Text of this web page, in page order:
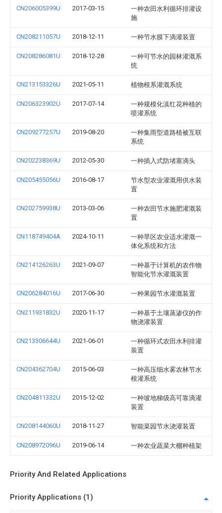
CN206005399U 2017-03-15
一种农田水利循环排灌设
施
CN208211057U 2018-12-11 一种节水膜下滴灌装置
CN208286081U 2018-12-28
一种可节水的园林灌溉系
统
CN213153326U 2021-05-11 植物根系灌溉系统
CN206323902U 2017-07-14
一种规模化滇红花种植的
喷灌系统
CN209277257U 2019-08-20
一种集雨型道路植被互联
系统
CN202238369U 2012-05-30 一种插入式防堵塞滴头
CN205455056U 2016-08-17
节水型农业灌溉用供水装
置
CN202759938U 2013-03-06
一种农田节水施肥灌溉装
置
CN118749404A 2024-10-11
一种旱区农业适水灌溉一
体化系统和方法
CN214126263U 2021-09-07
一种基于计算机的农作物
智能化节水灌溉装置
CN206284016U 2017-06-30 一种果园节水灌溉装置
CN211931832U 2020-11-17
一种基于土壤蒸渗仪的作
物浇灌装置
CN213306644U 2021-06-01
一种循环式农田水利排灌
装置
CN204362704U 2015-06-03
一种高压细水雾农林节水
根灌系统
CN204811332U 2015-12-02
一种坡地梯级高可靠滴灌
装置
CN208144060U 2018-11-27 智能菜园节水浇灌装置
CN208972096U 2019-06-14 一种农业蔬菜大棚种植架
Priority And Related Applications
Priority Applications (1)